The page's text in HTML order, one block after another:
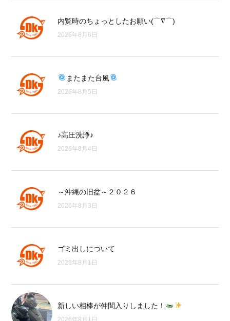
内覧時のちょっとしたお願い(⌒∇⌒)
2026年8月6日
またまた台風
2026年8月5日
♪高圧洗浄♪
2026年8月4日
～沖縄の旧盆～２０２６
2026年8月3日
ゴミ出しについて
2026年8月1日
新しい相棒が仲間入りしました！
2026年8月1日